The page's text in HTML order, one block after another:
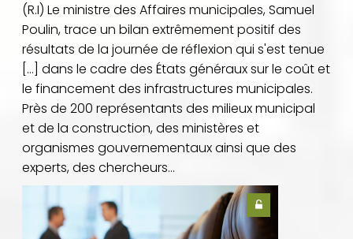
(R.I) Le ministre des Affaires municipales, Samuel
Poulin, trace un bilan extrêmement positif des
résultats de la journée de réflexion qui s'est tenue
[…] dans le cadre des États généraux sur le coût et
le financement des infrastructures municipales.
Près de 200 représentants des milieux municipal
et de la construction, des ministères et
organismes gouvernementaux ainsi que des
experts, des chercheurs...